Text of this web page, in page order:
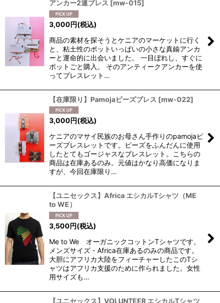
アンカー2連ブレス [mw-015]
3,000円(税込)
商品の素材を探そうとケニアのマーケットに行く
と、粘土性のポットいっぱいの小さな真鍮アンカ
ーと運命的に出会いました。 一目ぼれし、すぐに
ポットごと購入。 そのアンティークアンカーを使
ってブレスレット…
【在庫限り】Pamojaビーズブレス [mw-022]
3,000円(税込)
ケニアのマサイ民族のお母さん手作りのpamojaビ
ーズブレスレットです。ビーズをふんだんに使用
したとてもゴージャスなブレスレット。こちらの
商品は在庫あるのみ。元値はかなり高価になりま
すが、今回在庫限り…
【ユニセックス】Africa エシカルTシャツ（ME
to WE）
3,500円(税込)
Me to We オーガニックコットンTシャツです。
メンズサイズ・Africa在庫あるのみの商品です。
大胆にアフリカ大陸をフィーチャーしたこのTシ
ャツはアフリカ支援のために作られました。女性
用サイズも…
【ユニセックス】VOLUNTEER エシカルTシャツ